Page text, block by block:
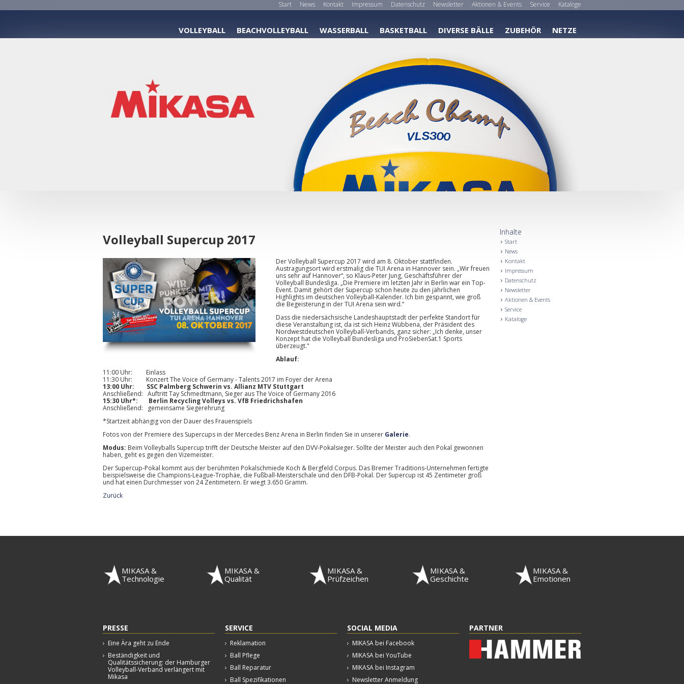
Start News Kontakt Impressum Datenschutz Newsletter Aktionen & Events Service Kataloge
VOLLEYBALL BEACHVOLLEYBALL WASSERBALL BASKETBALL DIVERSE BÄLLE ZUBEHÖR NETZE
Volleyball Supercup 2017
Der Volleyball Supercup 2017 wird am 8. Oktober stattfinden.
Austragungsort wird erstmalig die TUI Arena in Hannover sein. „Wir freuen
uns sehr auf Hannover“, so Klaus-Peter Jung, Geschäftsführer der
Volleyball Bundesliga. „Die Premiere im letzten Jahr in Berlin war ein Top-
Event. Damit gehört der Supercup schon heute zu den jährlichen
Highlights im deutschen Volleyball-Kalender. Ich bin gespannt, wie groß
die Begeisterung in der TUI Arena sein wird.“
Dass die niedersächsische Landeshauptstadt der perfekte Standort für
diese Veranstaltung ist, da ist sich Heinz Wübbena, der Präsident des
Nordwestdeutschen Volleyball-Verbands, ganz sicher: „Ich denke, unser
Konzept hat die Volleyball Bundesliga und ProSiebenSat.1 Sports
überzeugt."
Ablauf:
11:00 Uhr: Einlass
11:30 Uhr: Konzert The Voice of Germany - Talents 2017 im Foyer der Arena
13:00 Uhr: SSC Palmberg Schwerin vs. Allianz MTV Stuttgart
Anschließend: Auftritt Tay Schmedtmann, Sieger aus The Voice of Germany 2016
15:30 Uhr*: Berlin Recycling Volleys vs. VfB Friedrichshafen
Anschließend: gemeinsame Siegerehrung
*Startzeit abhängig von der Dauer des Frauenspiels
Fotos von der Premiere des Supercups in der Mercedes Benz Arena in Berlin finden Sie in unserer Galerie.
Modus: Beim Volleyballs Supercup trifft der Deutsche Meister auf den DVV-Pokalsieger. Sollte der Meister auch den Pokal gewonnen
haben, geht es gegen den Vizemeister.
Der Supercup-Pokal kommt aus der berühmten Pokalschmiede Koch & Bergfeld Corpus. Das Bremer Traditions-Unternehmen fertigte
beispielsweise die Champions-League-Trophäe, die Fußball-Meisterschale und den DFB-Pokal. Der Supercup ist 45 Zentimeter groß
und hat einen Durchmesser von 24 Zentimetern. Er wiegt 3.650 Gramm.
Zurück
Inhalte
Start
News
Kontakt
Impressum
Datenschutz
Newsletter
Aktionen & Events
Service
Kataloge
MIKASA &
Technologie
MIKASA &
Qualität
MIKASA &
Prüfzeichen
MIKASA &
Geschichte
MIKASA &
Emotionen
PRESSE
Eine Ära geht zu Ende
Beständigkeit und
Qualitätssicherung: der Hamburger
Volleyball-Verband verlängert mit
Mikasa
SERVICE
Reklamation
Ball Pflege
Ball Reparatur
Ball Spezifikationen
SOCIAL MEDIA
MIKASA bei Facebook
MIKASA bei YouTube
MIKASA bei Instagram
Newsletter Anmeldung
PARTNER